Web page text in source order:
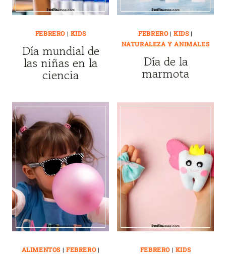
FEBRERO| KIDS
Día mundial de
las niñas en la
ciencia
FEBRERO|KIDS|
NATURALEZA Y ANIMALES
Día de la
marmota
ALIMENTOS | FEBRERO|
FEBRERO| KIDS